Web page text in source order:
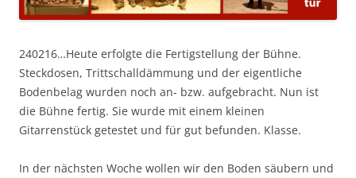
240216…Heute erfolgte die Fertigstellung der Bühne.
Steckdosen, Trittschalldämmung und der eigentliche
Bodenbelag wurden noch an- bzw. aufgebracht. Nun ist
die Bühne fertig. Sie wurde mit einem kleinen
Gitarrenstück getestet und für gut befunden. Klasse.
In der nächsten Woche wollen wir den Boden säubern und